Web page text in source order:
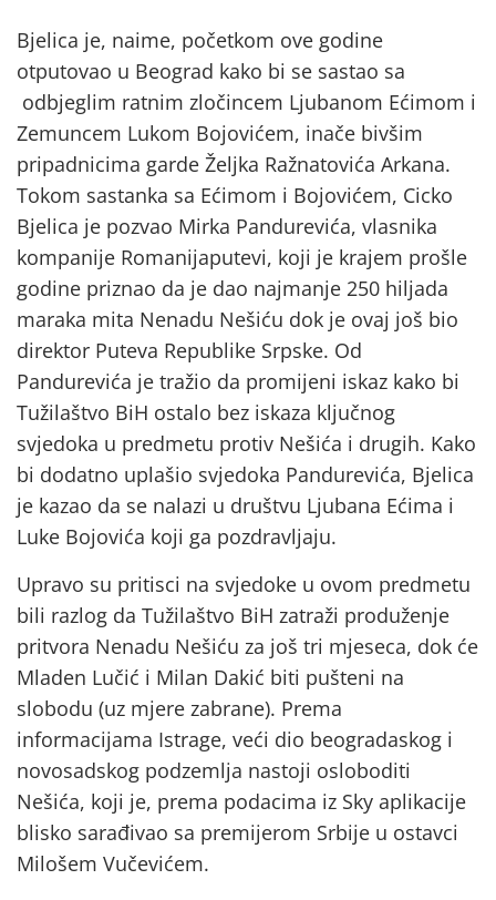
Bjelica je, naime, početkom ove godine
otputovao u Beograd kako bi se sastao sa
odbjeglim ratnim zločincem Ljubanom Ećimom i
Zemuncem Lukom Bojovićem, inače bivšim
pripadnicima garde Željka Ražnatovića Arkana.
Tokom sastanka sa Ećimom i Bojovićem, Cicko
Bjelica je pozvao Mirka Pandurevića, vlasnika
kompanije Romanijaputevi, koji je krajem prošle
godine priznao da je dao najmanje 250 hiljada
maraka mita Nenadu Nešiću dok je ovaj još bio
direktor Puteva Republike Srpske. Od
Pandurevića je tražio da promijeni iskaz kako bi
Tužilaštvo BiH ostalo bez iskaza ključnog
svjedoka u predmetu protiv Nešića i drugih. Kako
bi dodatno uplašio svjedoka Pandurevića, Bjelica
je kazao da se nalazi u društvu Ljubana Ećima i
Luke Bojovića koji ga pozdravljaju.
Upravo su pritisci na svjedoke u ovom predmetu
bili razlog da Tužilaštvo BiH zatraži produženje
pritvora Nenadu Nešiću za još tri mjeseca, dok će
Mladen Lučić i Milan Dakić biti pušteni na
slobodu (uz mjere zabrane). Prema
informacijama Istrage, veći dio beogradaskog i
novosadskog podzemlja nastoji osloboditi
Nešića, koji je, prema podacima iz Sky aplikacije
blisko sarađivao sa premijerom Srbije u ostavci
Milošem Vučevićem.